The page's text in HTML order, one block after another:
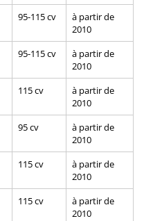
95-115 cv
à partir de
2010
95-115 cv
à partir de
2010
115 cv
à partir de
2010
95 cv
à partir de
2010
115 cv
à partir de
2010
115 cv
à partir de
2010